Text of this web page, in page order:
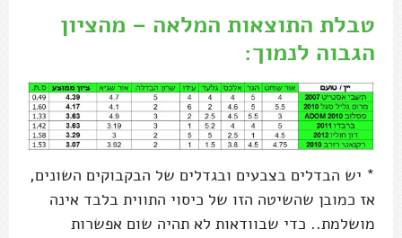
טבלת התוצאות המלאה – מהציון
הגבוה לנמוך:
* יש הבדלים בצבעים ובגדלים של הבקבוקים השונים,
אז כמובן שהשיטה הזו של כיסוי התווית בלבד אינה
מושלמת.. כדי שבוודאות לא תהיה שום אפשרות